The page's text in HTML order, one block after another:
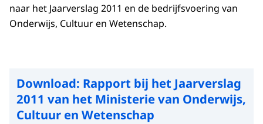
naar het Jaarverslag 2011 en de bedrijfsvoering van
Onderwijs, Cultuur en Wetenschap.
Download: Rapport bij het Jaarverslag
2011 van het Ministerie van Onderwijs,
Cultuur en Wetenschap